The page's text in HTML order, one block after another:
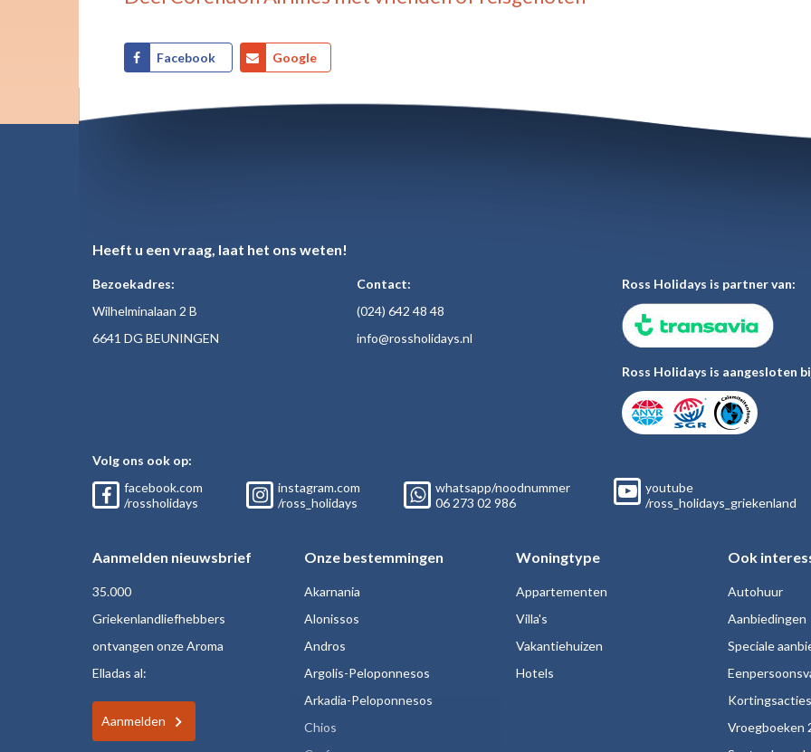
Facebook Google
Heeft u een vraag, laat het ons weten!
Bezoekadres:
Wilhelminalaan 2 B
6641 DG BEUNINGEN
Contact:
(024) 642 48 48
info@rossholidays.nl
Ross Holidays is partner van:
Ross Holidays is aangesloten
Volg ons ook op:
facebook.com
/rossholidays
instagram.com
/ross_holidays
whatsapp/noodnummer
06 273 02 986
youtube
/ross_holidays_griekenland
Aanmelden nieuwsbrief
35.000
Griekenlandliefhebbers
ontvangen onze Aroma
Elladas al:
Aanmelden
Onze bestemmingen
Akarnania
Alonissos
Andros
Argolis-Peloponnesos
Arkadia-Peloponnesos
Chios
Woningtype
Appartementen
Villa's
Vakantiehuizen
Hotels
Ook
Autohuur
Aanbiedingen
Speciale
Kortingsacties
Vroegboeken